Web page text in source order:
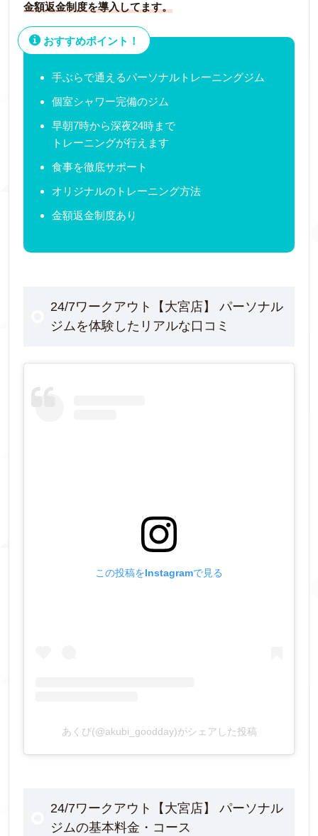
金額返金制度を導入してます。
おすすめポイント！
手ぶらで通えるパーソナルトレーニングジム
個室シャワー完備のジム
早朝7時から深夜24時まで
トレーニングが行えます
食事を徹底サポート
オリジナルのトレーニング方法
金額返金制度あり
24/7ワークアウト【大宮店】 パーソナル
ジムを体験したリアルな口コミ
この投稿をInstagramで見る
あくび(@akubi_goodday)がシェアした投稿
24/7ワークアウト【大宮店】 パーソナル
ジムの基本料金・コース